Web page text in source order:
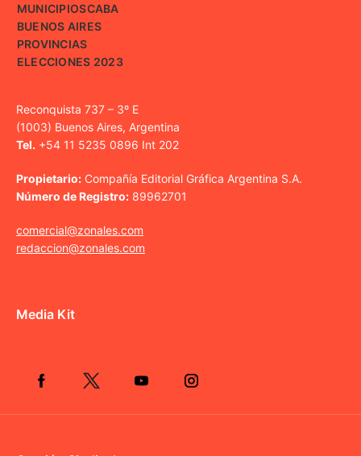
MUNICIPIOSCABA
BUENOS AIRES
PROVINCIAS
ELECCIONES 2023
Reconquista 737 – 3º E
(1003) Buenos Aires, Argentina
Tel. +54 11 5235 0896 Int 202
Propietario: Compañía Editorial Gráfica Argentina S.A.
Número de Registro: 89962701
comercial@zonales.com
redaccion@zonales.com
Media Kit